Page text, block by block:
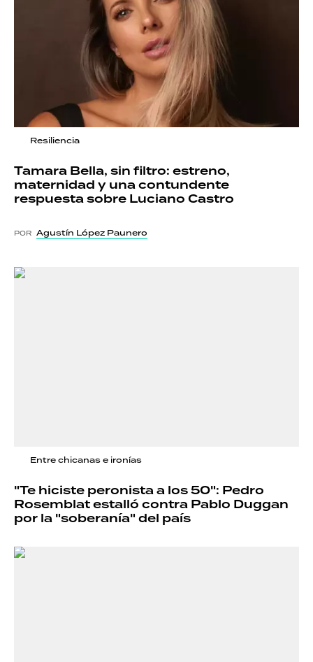
Resiliencia
Tamara Bella, sin filtro: estreno,
maternidad y una contundente
respuesta sobre Luciano Castro
POR Agustín López Paunero
Entre chicanas e ironías
"Te hiciste peronista a los 50": Pedro
Rosemblat estalló contra Pablo Duggan
por la "soberanía" del país